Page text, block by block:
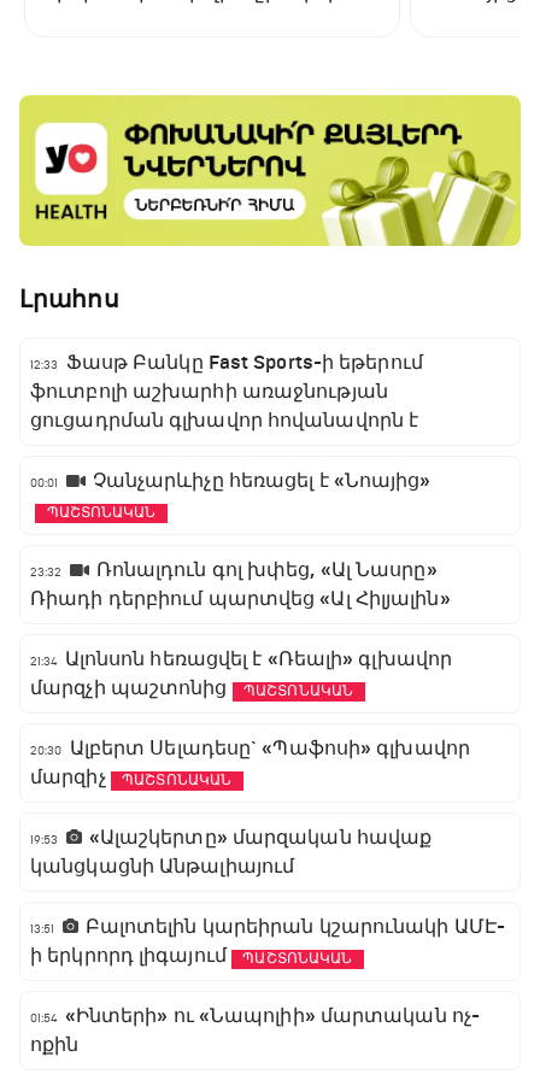
Լրահոս
12:33
Ֆասթ Բանկը Fast Sports-ի եթերում
ֆուտբոլի աշխարհի առաջնության
ցուցադրման գլխավոր հովանավորն է
00:01 Չանչարևիչը հեռացել է «Նոայից»
ՊԱՇՏՈՆԱԿԱՆ
23:32
Ռոնալդուն գոլ խփեց, «Ալ Նասրը»
Ռիադի դերբիում պարտվեց «Ալ Հիլյալին»
21:34 Ալոնսոն հեռացվել է «Ռեալի» գլխավոր
մարզչի պաշտոնից
ՊԱՇՏՈՆԱԿԱՆ
20:30
Ալբերտ Սելադեսը` «Պաֆոսի» գլխավոր
մարզիչ
ՊԱՇՏՈՆԱԿԱՆ
19:53
«Ալաշկերտը» մարզական հավաք
կանցկացնի Անթալիայում
13:51
Բալոտելին կարեիրան կշարունակի ԱՄԷ-
ի երկրորդ լիգայում
ՊԱՇՏՈՆԱԿԱՆ
01:54 «Ինտերի» ու «Նապոլիի» մարտական ոչ-
ոքին